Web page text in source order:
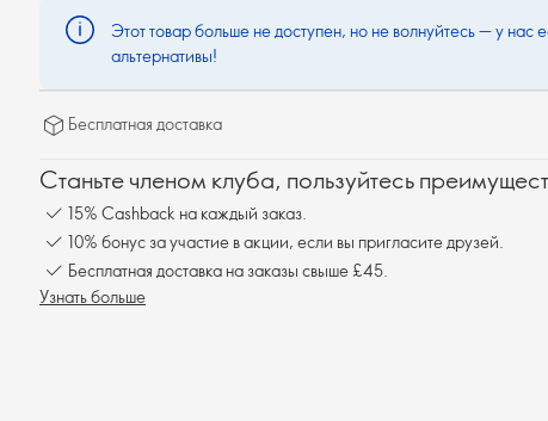
Этот товар больше не доступен, но не волнуйтесь — у нас
альтернативы!
Бесплатная доставка
Станьте членом клуба, пользуйтесь
15% Cashback на каждый заказ.
10% бонус за участие в акции, если вы пригласите друзей.
Бесплатная доставка на заказы свыше £45.
Узнать больше